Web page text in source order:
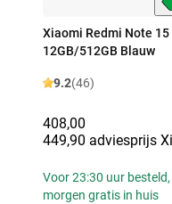
Xiaomi Redmi Note 15
12GB/512GB Blauw
9.2(46)
408,00
449,90 adviesprijs
Voor 23:30 uur besteld,
morgen gratis in huis